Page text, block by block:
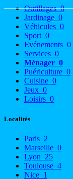
Outillages0
Jardinage 0
Véhicules 0
Sport 0
Evénements 0
Services 0
Ménager 0
Puériculture 0
Cuisine 0
Jeux 0
Loisirs 0
Localités
Paris 2
Marseille 0
Lyon 25
Toulouse 4
Nice 1